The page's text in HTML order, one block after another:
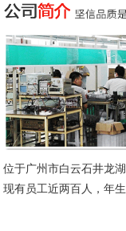
位于广州市白云石井龙
现有员工近两百人，年